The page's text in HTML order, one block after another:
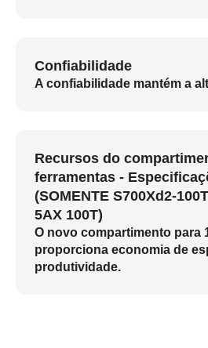
Confiabilidade
A confiabilidade mantém a
Recursos do
ferramentas -
(SOMENTE S700Xd2-
5AX 100T)
O novo compartimento para
proporciona economia de
produtividade.